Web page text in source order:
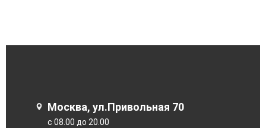
Москва, ул.Привольная 70
с 08.00 до 20.00